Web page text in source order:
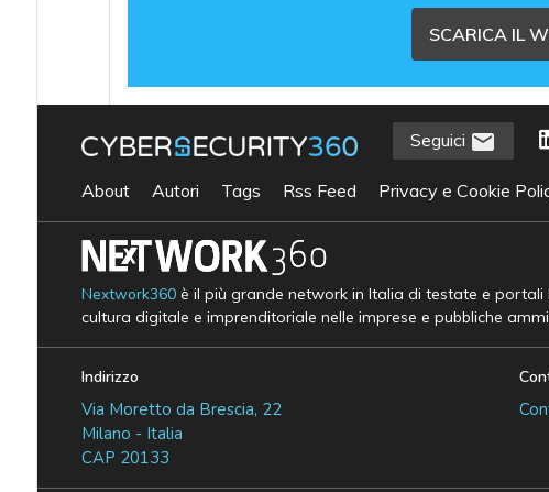
SCARICA IL
Seguici
About Autori Tags Rss Feed Privacy e Cookie
Nextwork360è il più grande network in Italia di testate e portali
cultura digitale e imprenditoriale nelle imprese e pubbliche
Indirizzo
Via Moretto da Brescia, 22
Milano - Italia
CAP 20133